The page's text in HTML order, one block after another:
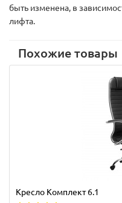
быть изменена, в
лифта.
Похожие товары
Кресло Комплект 6.1